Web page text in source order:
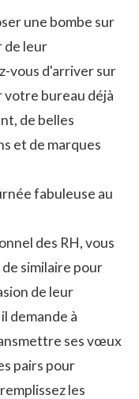
une bombe sur
de leur
vous d'arriver sur
bureau déjà
de belles
et de marques
fabuleuse au
des RH, vous
similaire pour
de leur
demande à
ses vœux
pairs pour
les